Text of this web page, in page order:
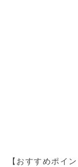
【おすすめポイン